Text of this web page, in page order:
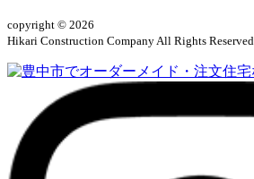
copyright © 2026
Hikari Construction Company All Rights Reserved.